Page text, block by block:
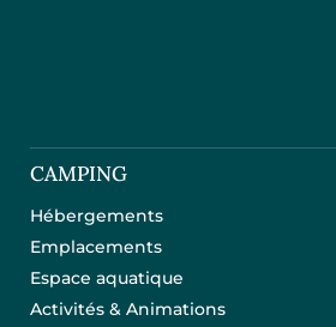
CAMPING
Hébergements
Emplacements
Espace aquatique
Activités & Animations